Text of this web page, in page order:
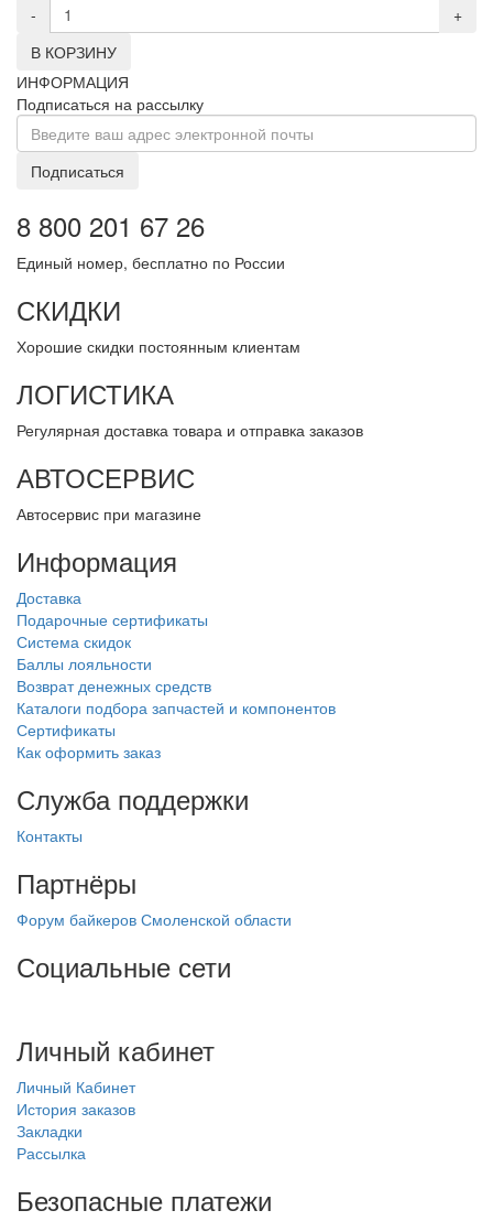
-
+
В КОРЗИНУ
ИНФОРМАЦИЯ
Подписаться на рассылку
Подписаться
8 800 201 67 26
Единый номер, бесплатно по России
СКИДКИ
Хорошие скидки постоянным клиентам
ЛОГИСТИКА
Регулярная доставка товара и отправка заказов
АВТОСЕРВИС
Автосервис при магазине
Информация
Доставка
Подарочные сертификаты
Система скидок
Баллы лояльности
Возврат денежных средств
Каталоги подбора запчастей и компонентов
Сертификаты
Как оформить заказ
Служба поддержки
Контакты
Партнёры
Форум байкеров Смоленской области
Социальные сети
Личный кабинет
Личный Кабинет
История заказов
Закладки
Рассылка
Безопасные платежи